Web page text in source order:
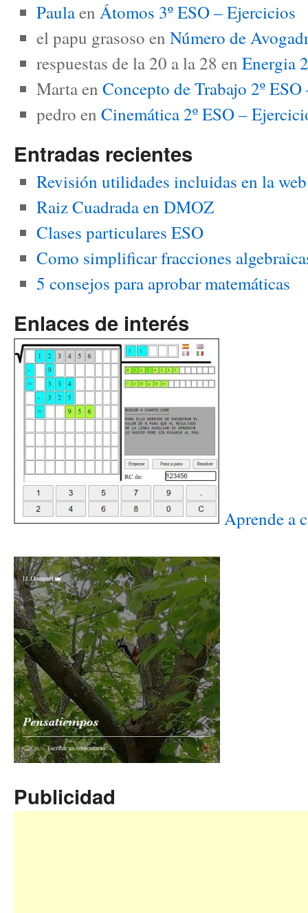
Paulaen Átomos 3º ESO – Ejercicios
el papu grasoso en Número de
respuestas de la 20 a la 28 en Energia
Martaen Concepto de Trabajo 2º
pedro en Cinemática 2º ESO –
Entradas recientes
Revisión utilidades incluidas en la
Raiz Cuadrada en DMOZ
Clases particulares ESO
Como simplificar fracciones
5 consejos para aprobar matemáticas
Enlaces de interés
Aprende a
Publicidad